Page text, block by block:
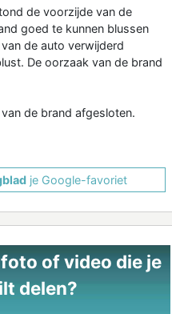
de voorzijde van de
goed te kunnen blussen
de auto verwijderd
De oorzaak van de brand
de brand afgesloten.
je Google-favoriet
of video die je
delen?